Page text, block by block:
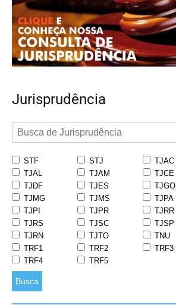
Jurisprudência
STF STJ
TJAC
TJAL
TJAM
TJCE
TJDF
TJES
TJGO
TJMG
TJMS
TJPA
TJPI
TJPR
TJRR
TJRS
TJSC
TJSP
TJRN
TJTO
TNU
TRF1
TRF2
TRF3
TRF4
TRF5
Busca